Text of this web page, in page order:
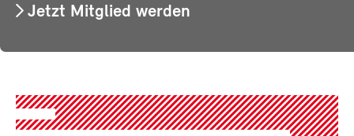
Jetzt Mitglied werden